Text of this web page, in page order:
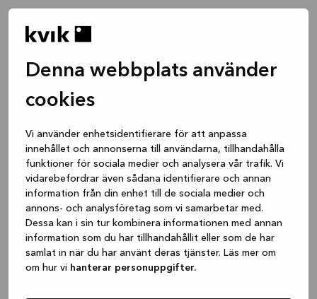
Denna webbplats använder
cookies
Vi använder enhetsidentifierare för att anpassa
innehållet och annonserna till användarna, tillhandahålla
funktioner för sociala medier och analysera vår trafik. Vi
vidarebefordrar även sådana identifierare och annan
information från din enhet till de sociala medier och
annons- och analysföretag som vi samarbetar med.
Dessa kan i sin tur kombinera informationen med annan
information som du har tillhandahållit eller som de har
samlat in när du har använt deras tjänster. Läs mer om
om hur vi hanterar personuppgifter.